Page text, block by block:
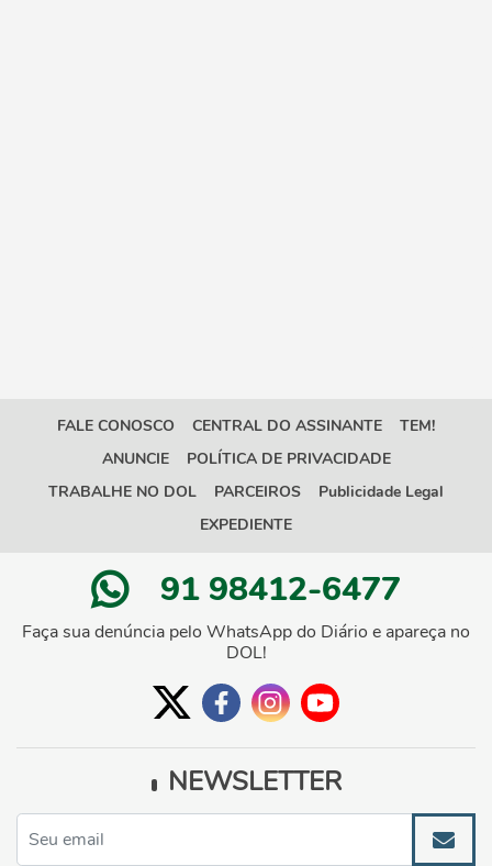
FALE CONOSCO CENTRAL DO ASSINANTE
TEM!
ANUNCIE
POLÍTICA DE PRIVACIDADE
TRABALHE NO DOL
PARCEIROS
Publicidade Legal
EXPEDIENTE
91 98412-6477
Faça sua denúncia pelo WhatsApp do Diário e apareça no
DOL!
NEWSLETTER